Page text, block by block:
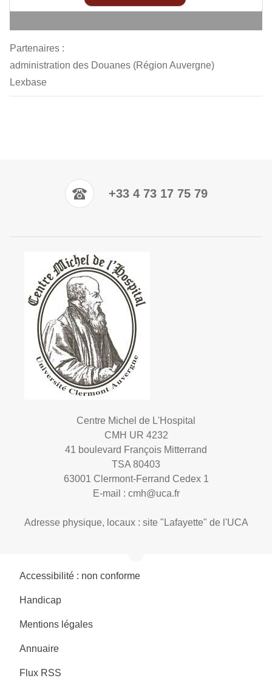
Partenaires :
administration des Douanes (Région Auvergne)
Lexbase
+33 4 73 17 75 79
Centre Michel de L'Hospital
CMH UR 4232
41 boulevard François Mitterrand
TSA 80403
63001 Clermont-Ferrand Cedex 1
E-mail : cmh@uca.fr
Adresse physique, locaux : site "Lafayette" de l'UCA
Accessibilité : non conforme
Handicap
Mentions légales
Annuaire
Flux RSS